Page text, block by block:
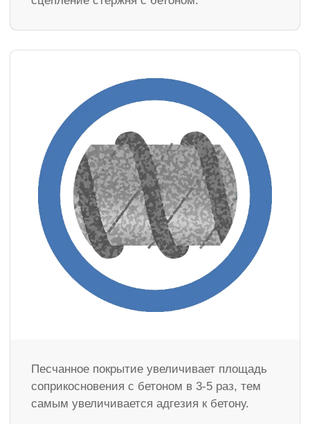
Песчанное покрытие увеличивает площадь
соприкосновения с бетоном в 3-5 раз, тем
самым увеличивается адгезия к бетону.